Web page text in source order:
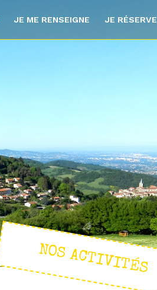
JE ME RENSEIGNE JE RÉSERVE
NOS ACTIVITÉS